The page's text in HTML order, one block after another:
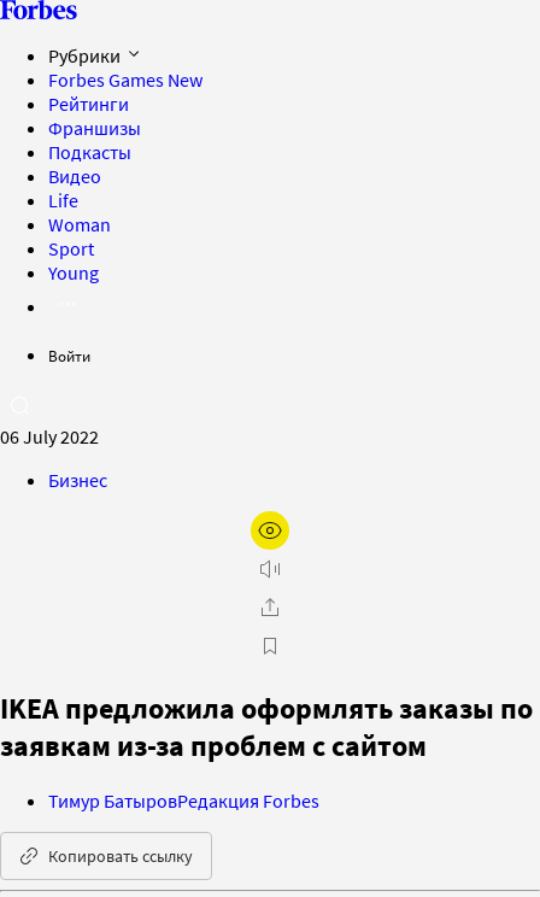
Рубрики
Forbes Games New
Рейтинги
Франшизы
Подкасты
Видео
Life
Woman
Sport
Young
Войти
06 July 2022
Бизнес
IKEA предложила оформлять заказы по
заявкам из-за проблем с сайтом
Тимур БатыровРедакция Forbes
Копировать ссылку